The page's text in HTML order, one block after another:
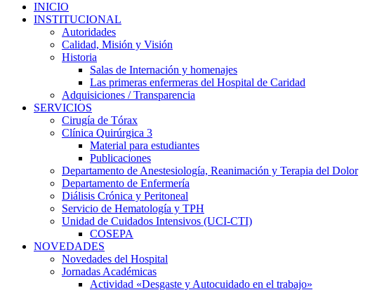
INICIO
INSTITUCIONAL
Autoridades
Calidad, Misión y Visión
Historia
Salas de Internación y homenajes
Las primeras enfermeras del Hospital de Caridad
Adquisiciones / Transparencia
SERVICIOS
Cirugía de Tórax
Clínica Quirúrgica 3
Material para estudiantes
Publicaciones
Departamento de Anestesiología, Reanimación y Terapia del Dolor
Departamento de Enfermería
Diálisis Crónica y Peritoneal
Servicio de Hematología y TPH
Unidad de Cuidados Intensivos (UCI-CTI)
COSEPA
NOVEDADES
Novedades del Hospital
Jornadas Académicas
Actividad «Desgaste y Autocuidado en el trabajo»